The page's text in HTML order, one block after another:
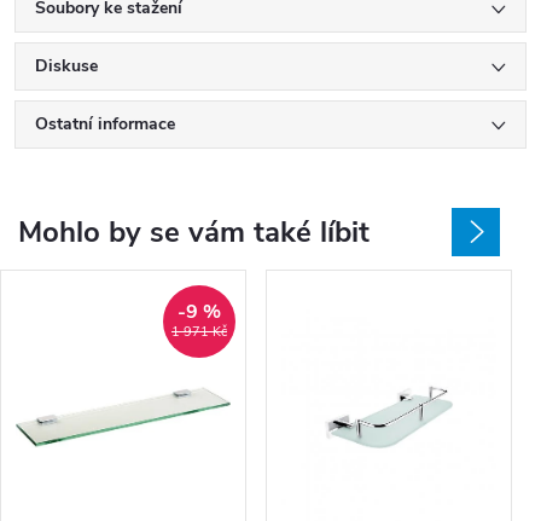
Soubory ke stažení
Diskuse
Ostatní informace
Mohlo by se vám také líbit
1 971 Kč
-9 %